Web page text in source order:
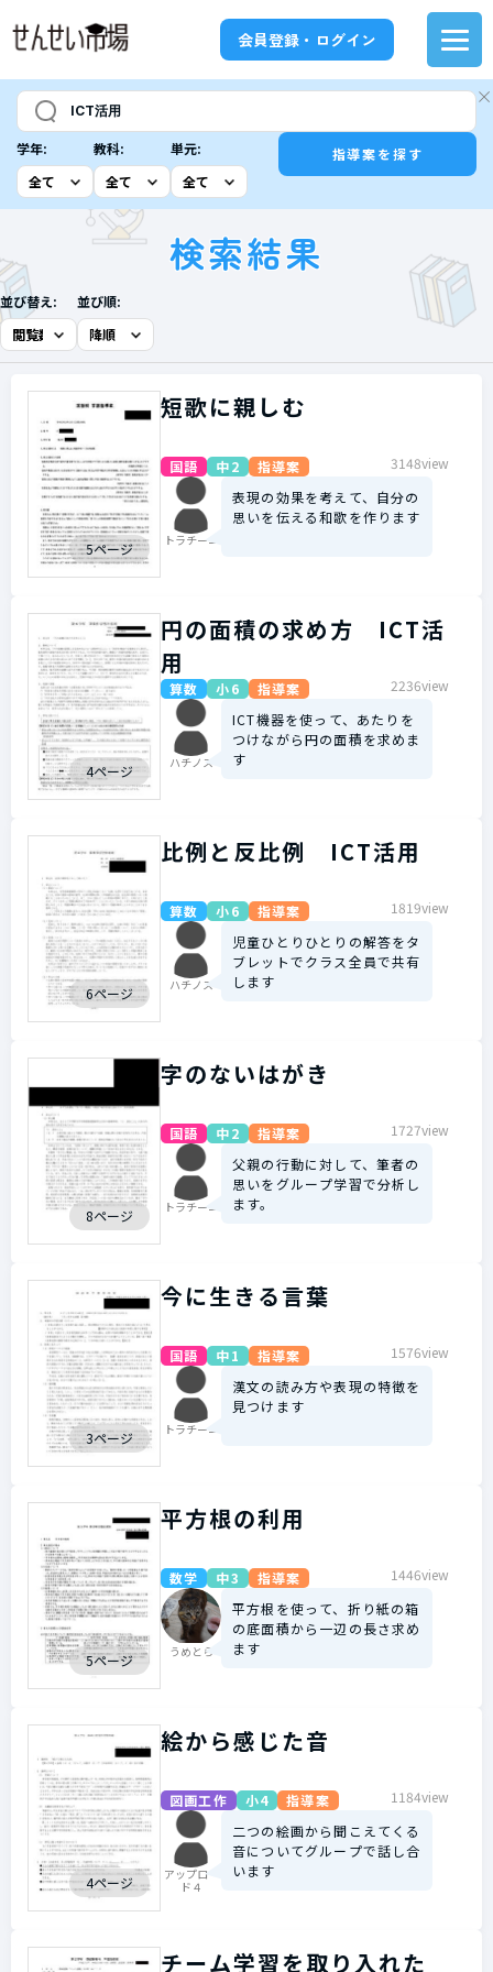
会員登録・ログイン
学年: 教科: 単元: 指導案を探す
検索結果
並び替え: 並び順:
5ページ
短歌に親しむ
国語 中2 指導案 3148view
トラチーニ
表現の効果を考えて、自分の
思いを伝える和歌を作ります
4ページ
円の面積の求め方 ICT活
用
算数 小6 指導案 2236view
ハチノス
ICT機器を使って、あたりを
つけながら円の面積を求めま
す
6ページ
比例と反比例 ICT活用
算数 小6 指導案 1819view
ハチノス
児童ひとりひとりの解答をタ
ブレットでクラス全員で共有
します
8ページ
字のないはがき
国語 中2 指導案 1727view
トラチーニ
父親の行動に対して、筆者の
思いをグループ学習で分析し
ます。
3ページ
今に生きる言葉
国語 中1 指導案 1576view
トラチーニ
漢文の読み方や表現の特徴を
見つけます
5ページ
平方根の利用
数学 中3 指導案 1446view
うめとら
平方根を使って、折り紙の箱
の底面積から一辺の長さ求め
ます
4ページ
絵から感じた音
図画工作 小4 指導案 1184view
アップロー
ド４
二つの絵画から聞こえてくる
音についてグループで話し合
います
チーム学習を取り入れた